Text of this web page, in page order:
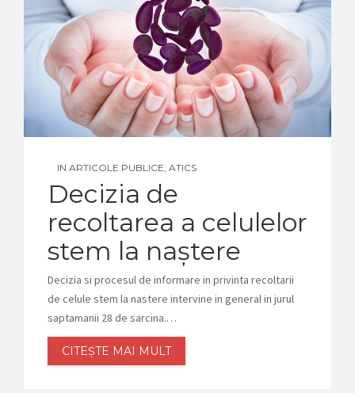
MEDIA
CONTACT
IN ARTICOLE PUBLICE ATICS
Decizia de
recoltarea a celulelor
stem la naștere
Decizia si procesul de informare in privinta recoltarii
de celule stem la nastere intervine in general in jurul
saptamanii 28 de sarcina.…
CITEȘTE MAI MULT